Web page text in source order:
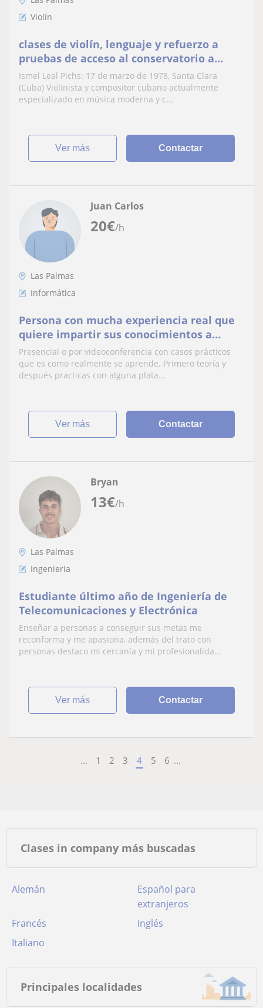
Violín
clases de violín, lenguaje y refuerzo a
pruebas de acceso al conservatorio a
todos los niveles
Ismel Leal Pichs: 17 de marzo de 1978, Santa Clara
(Cuba) Violinista y compositor cubano actualmente
especializado en música moderna y c...
ver más Contactar
20€/h
Juan Carlos
Las Palmas
Informática
Persona con mucha experiencia real que
quiere impartir sus conocimientos a
quien esté dispuesto a escuchar.
Presencial o por videoconferencia con casos prácticos
que es como realmente se aprende. Primero teoría y
después practicas con alguna plata...
ver más Contactar
13€/h
Bryan
Las Palmas
Ingenieria
Estudiante último año de Ingeniería de
Telecomunicaciones y Electrónica
Enseñar a personas a conseguir sus metas me
reconforma y me apasiona, además del trato con
personas destaco mi cercanía y mi profesionalida...
ver más Contactar
... 1 2 3 4 5 6 ...
Clases in company más buscadas
Alemán
Español para
extranjeros
Francés
Inglés
Italiano
Principales localidades